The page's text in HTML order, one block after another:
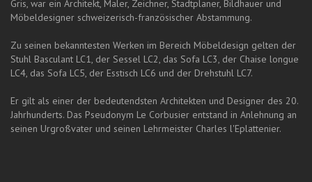
Gris, war ein Architekt, Maler, Zeichner, Stadtplaner, Bildhauer und
Möbeldesigner schweizerisch-französischer Abstammung.
Zu seinen bekanntesten Werken im Bereich Möbeldesign gelten der
Stuhl Basculant LC1, der Sessel LC2, das Sofa LC3, der Chaise longue
LC4, das Sofa LC5, der Esstisch LC6 und der Drehstuhl LC7.
Er gilt als einer der bedeutendsten Architekten und Designer des 20.
Jahrhunderts. Das Pseudonym Le Corbusier entstand in Anlehnung an
seinen Urgroßvater und seinen Lehrmeister Charles l'Eplattenier.